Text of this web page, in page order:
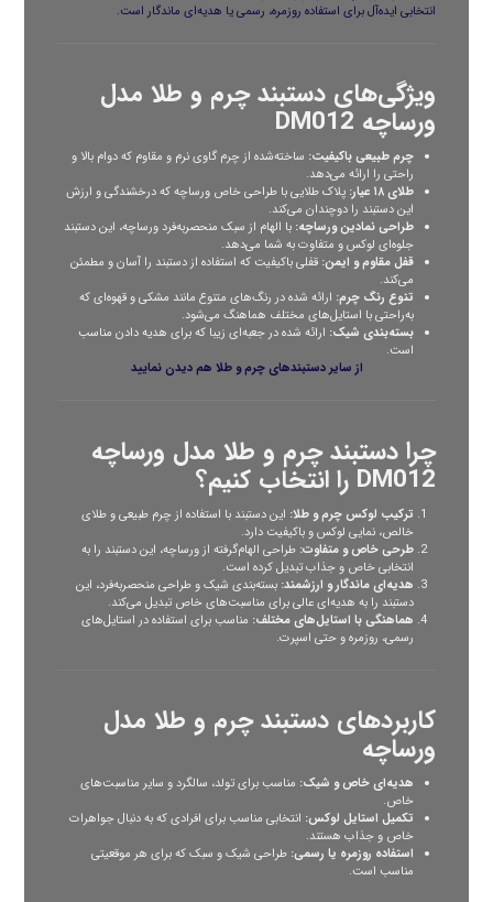
انتخابی ایده‌آل برای استفاده روزمره، رسمی یا هدیه‌ای ماندگار است.
ویژگی‌های دستبند چرم و طلا مدل
ورساچه DM012
چرم طبیعی باکیفیت: ساخته‌شده از چرم گاوی نرم و مقاوم که دوام بالا و
راحتی را ارائه می‌دهد.
طلای ۱۸ عیار:
پلاک طلایی با طراحی خاص ورساچه که درخشندگی و ارزش
این دستبند را دوچندان می‌کند.
طراحی نمادین ورساچه: با الهام از سبک منحصر‌به‌فرد ورساچه، این دستبند
جلوه‌ای لوکس و متفاوت به شما می‌دهد.
قفل مقاوم و ایمن: قفلی باکیفیت که استفاده از دستبند را آسان و مطمئن
می‌کند.
تنوع رنگ چرم: ارائه شده در رنگ‌های متنوع مانند مشکی و قهوه‌ای که
به‌راحتی با استایل‌های مختلف هماهنگ می‌شود.
بسته‌بندی شیک: ارائه شده در جعبه‌ای زیبا که برای هدیه دادن مناسب
است.
از سایردستبندهای چرم و طلا هم دیدن نمایید
چرا دستبند چرم و طلا مدل ورساچه
DM012 را انتخاب کنیم؟
ترکیب لوکس چرم و طلا: این دستبند با استفاده از چرم طبیعی و طلای
خالص، نمایی لوکس و باکیفیت دارد.
طرحی خاص و متفاوت: طراحی الهام‌گرفته از ورساچه، این دستبند را به
انتخابی خاص و جذاب تبدیل کرده است.
هدیه‌ای ماندگار و ارزشمند: بسته‌بندی شیک و طراحی منحصربه‌فرد، این
دستبند را به هدیه‌ای عالی برای مناسبت‌های خاص تبدیل می‌کند.
هماهنگی با استایل‌های مختلف: مناسب برای استفاده در استایل‌های
رسمی، روزمره و حتی اسپرت.
کاربردهای دستبند چرم و طلا مدل
ورساچه
هدیه‌ای خاص و شیک: مناسب برای تولد، سالگرد و سایر مناسبت‌های
خاص.
تکمیل استایل لوکس: انتخابی مناسب برای افرادی که به دنبال جواهرات
خاص و جذاب هستند.
استفاده روزمره یا رسمی: طراحی شیک و سبک که برای هر موقعیتی
مناسب است.